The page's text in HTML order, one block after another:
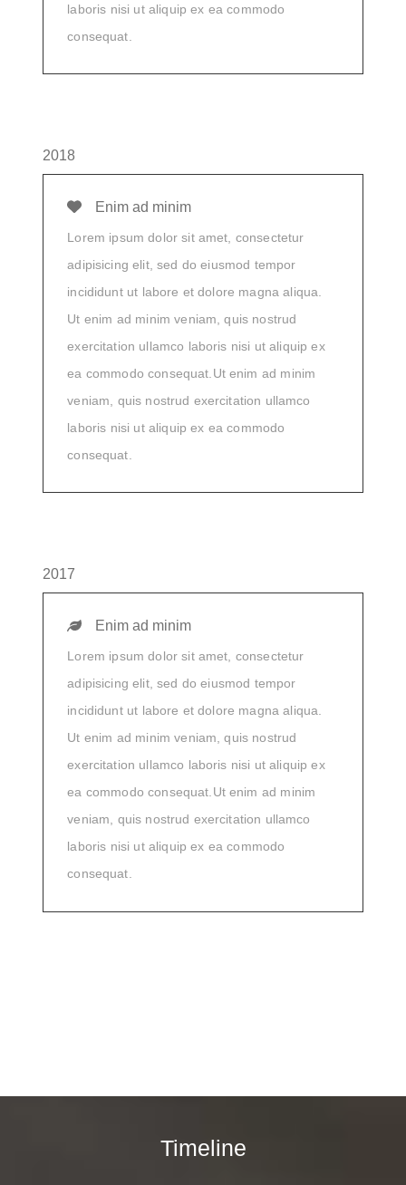
laboris nisi ut aliquip ex ea commodo
consequat.
Enim ad minim
Lorem ipsum dolor sit amet, consectetur
adipisicing elit, sed do eiusmod tempor
incididunt ut labore et dolore magna aliqua.
Ut enim ad minim veniam, quis nostrud
exercitation ullamco laboris nisi ut aliquip ex
ea commodo consequat.Ut enim ad minim
veniam, quis nostrud exercitation ullamco
laboris nisi ut aliquip ex ea commodo
consequat.
2018
Enim ad minim
Lorem ipsum dolor sit amet, consectetur
adipisicing elit, sed do eiusmod tempor
incididunt ut labore et dolore magna aliqua.
Ut enim ad minim veniam, quis nostrud
exercitation ullamco laboris nisi ut aliquip ex
ea commodo consequat.Ut enim ad minim
veniam, quis nostrud exercitation ullamco
laboris nisi ut aliquip ex ea commodo
consequat.
2017
Timeline